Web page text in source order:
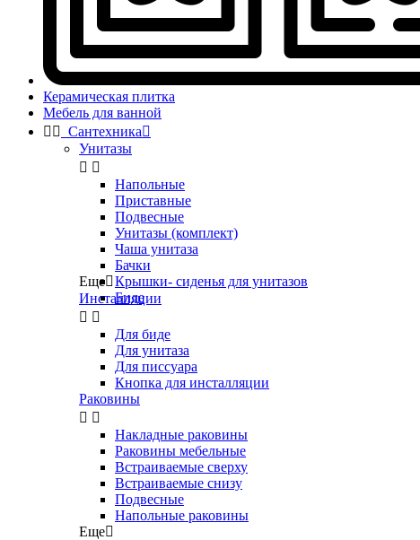
Керамическая плитка
Мебель для ванной
  Сантехника
Унитазы
 
Напольные
Приставные
Подвесные
Унитазы (комплект)
Чаша унитаза
Бачки
Крышки- сиденья для унитазов
Биде
Еще
Инсталляции
 
Для биде
Для унитаза
Для писсуара
Кнопка для инсталляции
Раковины
 
Накладные раковины
Раковины мебельные
Встраиваемые сверху
Встраиваемые снизу
Подвесные
Напольные раковины
Еще